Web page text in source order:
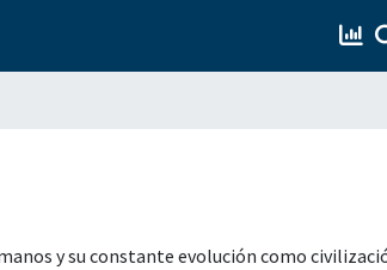
y su constante evolución como